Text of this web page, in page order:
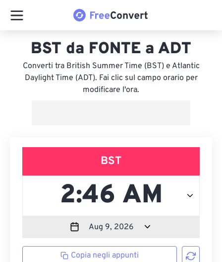
BST da FONTE a ADT
Converti tra British Summer Time (BST) e Atlantic
Daylight Time (ADT). Fai clic sul campo orario per
modificare l'ora.
BST
Copia negli appunti